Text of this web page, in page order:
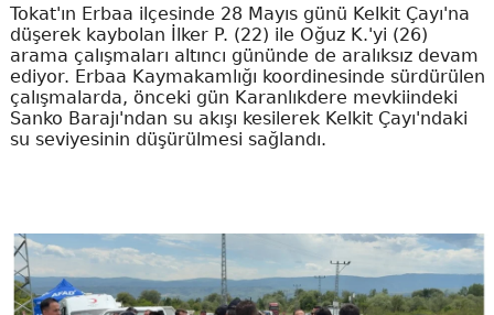
Tokat'ın Erbaa ilçesinde 28 Mayıs günü Kelkit Çayı'na
düşerek kaybolan İlker P. (22) ile Oğuz K.'yi (26)
arama çalışmaları altıncı gününde de aralıksız devam
ediyor. Erbaa Kaymakamlığı koordinesinde sürdürülen
çalışmalarda, önceki gün Karanlıkdere mevkiindeki
Sanko Barajı'ndan su akışı kesilerek Kelkit Çayı'ndaki
su seviyesinin düşürülmesi sağlandı.